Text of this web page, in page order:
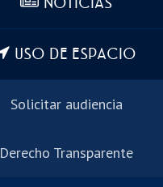
USO DE ESPACIO
Solicitar audiencia
Derecho Transparente